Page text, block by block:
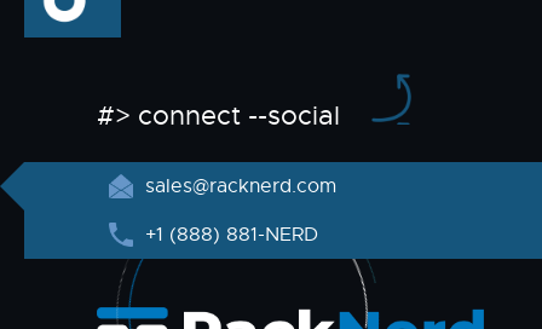
#> connect --social
sales@racknerd.com
+1 (888) 881-NERD